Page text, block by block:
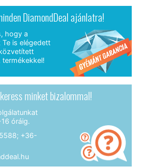
DiamondDeal ajánlatra!
hogy a
is elégedett
minket bizalommal!
óráig.
+36-